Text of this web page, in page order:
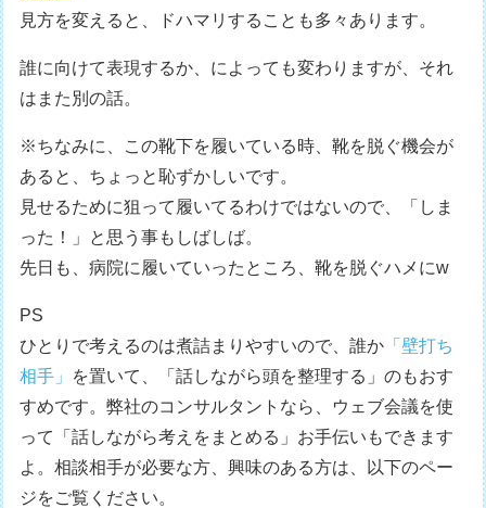
見方を変えると、ドハマリすることも多々あります。
誰に向けて表現するか、によっても変わりますが、それ
はまた別の話。
※ちなみに、この靴下を履いている時、靴を脱ぐ機会が
あると、ちょっと恥ずかしいです。
見せるために狙って履いてるわけではないので、「しま
った！」と思う事もしばしば。
先日も、病院に履いていったところ、靴を脱ぐハメにw
PS
ひとりで考えるのは煮詰まりやすいので、誰か 「壁打ち
相手」 を置いて、「話しながら頭を整理する」のもおす
すめです。弊社のコンサルタントなら、ウェブ会議を使
って「話しながら考えをまとめる」お手伝いもできます
よ。相談相手が必要な方、興味のある方は、以下のペー
ジをご覧ください。